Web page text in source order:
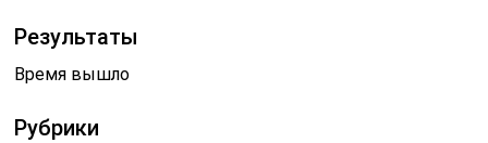
Результаты
Время вышло
Рубрики